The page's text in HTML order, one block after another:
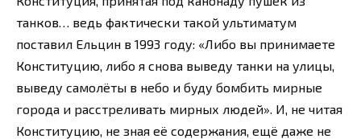
танков… ведь фактически такой ультиматум
поставил Ельцин в 1993 году: «Либо вы принимаете
Конституцию, либо я снова выведу танки на улицы,
выведу самолёты в небо и буду бомбить мирные
города и расстреливать мирных людей». И, не читая
Конституцию, не зная её содержания, ещё даже не